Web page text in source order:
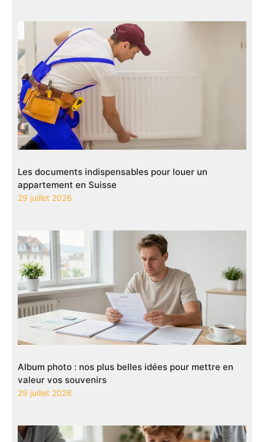
Les documents indispensables pour louer un
appartement en Suisse
29 juillet 2026
Album photo : nos plus belles idées pour mettre en
valeur vos souvenirs
29 juillet 2026